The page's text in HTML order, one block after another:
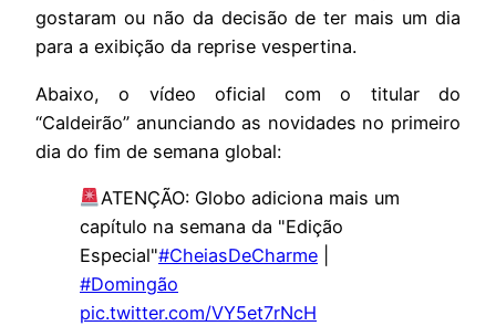
gostaram ou não da decisão de ter mais um dia
para a exibição da reprise vespertina.
Abaixo, o vídeo oficial com o titular do
“Caldeirão” anunciando as novidades no primeiro
dia do fim de semana global:
ATENÇÃO: Globo adiciona mais um
capítulo na semana da "Edição
Especial"#CheiasDeCharme
#Domingão
pic.twitter.com/VY5et7rNcH